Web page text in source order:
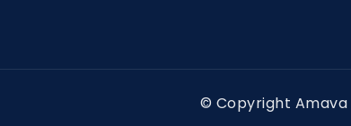
© Copyright Amava